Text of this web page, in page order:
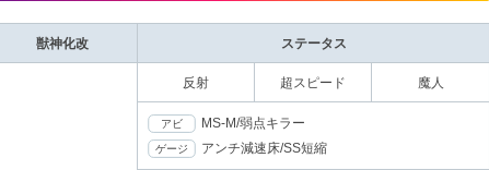
獣神化改 ステータス
反射 超スピード 魔人
アビ MS-M/弱点キラー
ゲージ アンチ減速床/SS短縮